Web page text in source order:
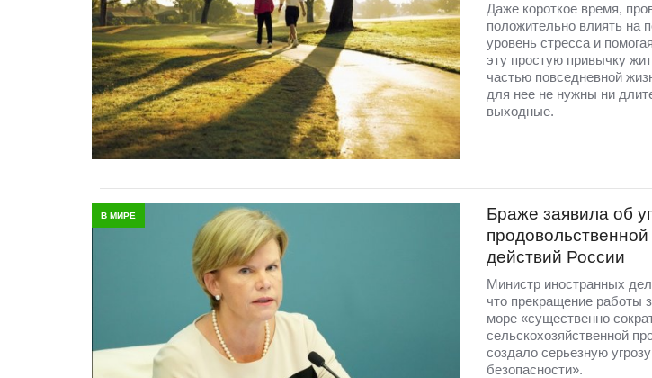
Даже короткое время,
положительно влиять на
уровень стресса и
эту простую привычку
частью повседневной
для нее не нужны ни
выходные.
В МИРЕ
Браже заявила об
действий России
Министр иностранных
что прекращение работы
море «существенно
сельскохозяйственной
создало серьезную
безопасности».